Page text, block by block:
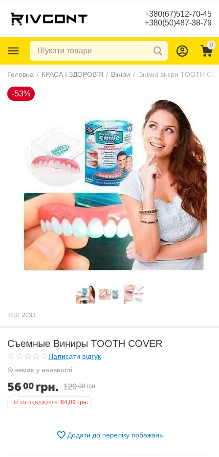
+380(67)512-70-45
+380(50)487-38-79
0
Головна / КРАСА І ЗДОРОВ'Я / Вініри / Знімні вініри TOOTH
КОД: 2033
Съемные Виниры TOOTH COVER
Написати відгук
немає у наявності
56 00 грн. 120 00 грн.
Ви заощаджуєте: 64,00 грн.
Додати до переліку побажань